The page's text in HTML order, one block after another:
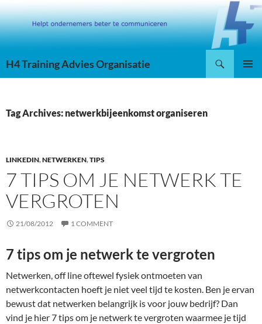
Skip
to
content
H4 Training Advies Organisatie
Tag Archives: netwerkbijeenkomst organiseren
LINKEDIN,NETWERKEN,TIPS
7 TIPS OM JE NETWERK TE
VERGROTEN
21/08/2012 1 COMMENT
7 tips om je netwerk te vergroten
Netwerken, off line oftewel fysiek ontmoeten van
netwerkcontacten hoeft je niet veel tijd te kosten. Ben je ervan
bewust dat netwerken belangrijk is voor jouw bedrijf? Dan
vind je hier 7 tips om je netwerk te vergroten waarmee je tijd